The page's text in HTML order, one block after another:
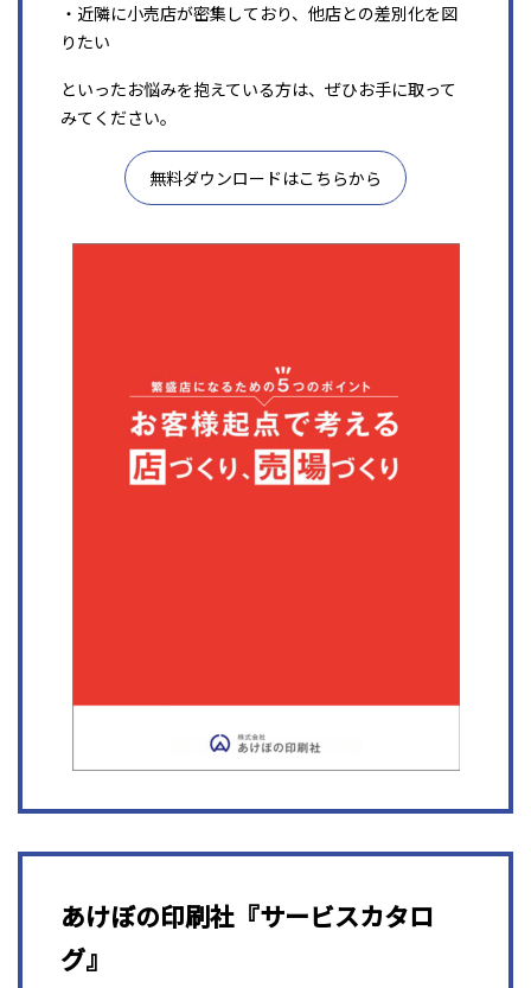
・近隣に小売店が密集しており、他店との差別化を図
りたい
といったお悩みを抱えている方は、ぜひお手に取って
みてください。
無料ダウンロードはこちらから
あけぼの印刷社『サービスカタロ
グ』